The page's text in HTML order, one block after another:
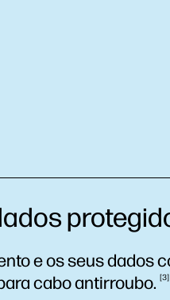
e os seus dados
caboantirroubo. 3